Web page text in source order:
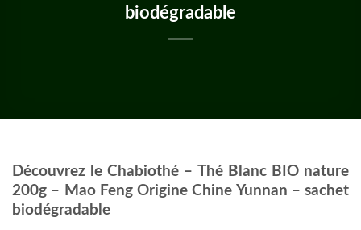
biodégradable
Découvrez le Chabiothé – Thé Blanc BIO nature
200g – Mao Feng Origine Chine Yunnan – sachet
biodégradable